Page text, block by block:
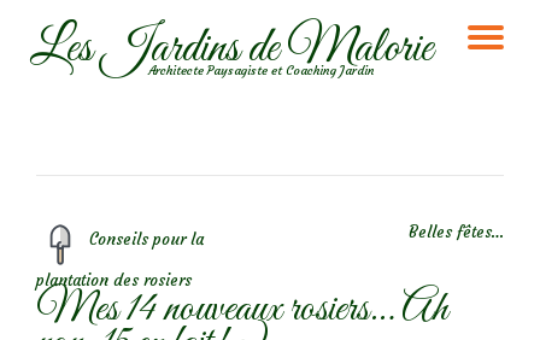
AllerLes Jardins de Malorie
Architecte Paysagiste et Coaching Jardin
Conseils pour la
plantation des rosiers
Belles fêtes…
Mes 14 nouveaux rosiers… Ah